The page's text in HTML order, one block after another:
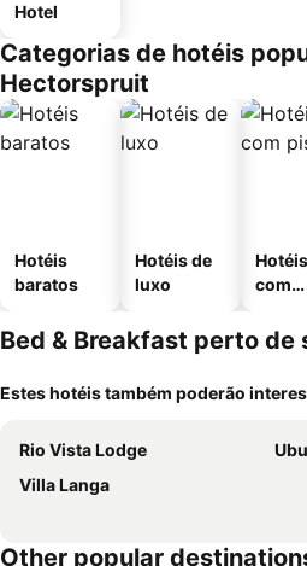
Hotel
Categorias de hotéis
Hectorspruit
Hotéis
baratos
Hotéis de
luxo
Hotéis
com
Bed & Breakfast perto de
Estes hotéis também poderão
Rio Vista Lodge
Villa Langa
Other popular